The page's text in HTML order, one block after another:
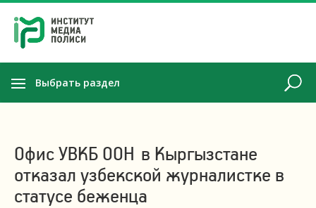
Выбрать раздел
Офис УВКБ ООН в Кыргызстане
отказал узбекской журналистке в
статусе беженца